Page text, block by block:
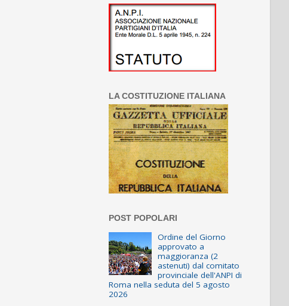
LA COSTITUZIONE ITALIANA
POST POPOLARI
Ordine del Giorno
approvato a
maggioranza (2
astenuti) dal comitato
provinciale dell'ANPI di
Roma nella seduta del 5 agosto
2026